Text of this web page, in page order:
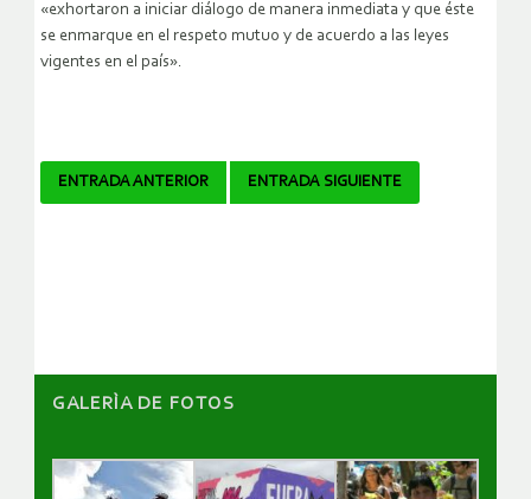
«exhortaron a iniciar diálogo de manera inmediata y que éste
se enmarque en el respeto mutuo y de acuerdo a las leyes
vigentes en el país».
Navegador
ENTRADA ANTERIOR ENTRADA SIGUIENTE
GALERÌA DE FOTOS